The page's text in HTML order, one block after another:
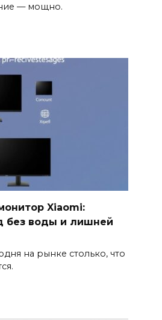
— мощно.
Xiaomi:
без воды и лишней
на рынке столько, что